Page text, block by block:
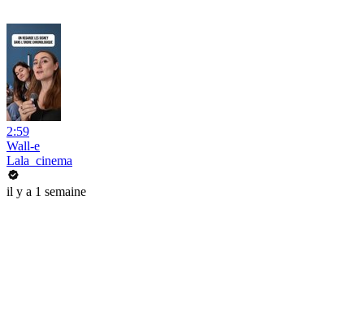
2:59
Wall-e
Lala_cinema
il y a 1 semaine